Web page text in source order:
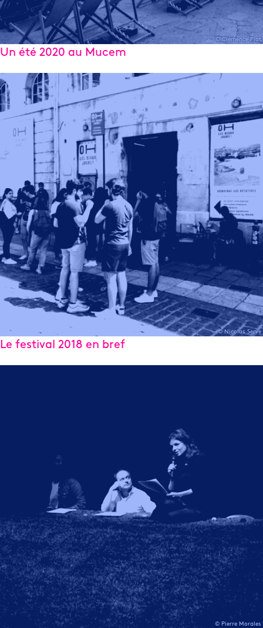
© Clémence Piot
Un été 2020 au Mucem
© Nicolas Serve
Le festival 2018 en bref
© Pierre Morales